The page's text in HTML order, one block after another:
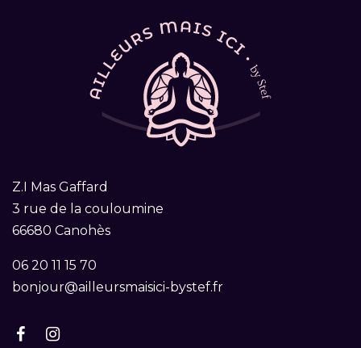
Z.I Mas Gaffard
3 rue de la couloumine
66680 Canohès
06 20 11 15 70
bonjour@ailleursmaisici-bystef.fr